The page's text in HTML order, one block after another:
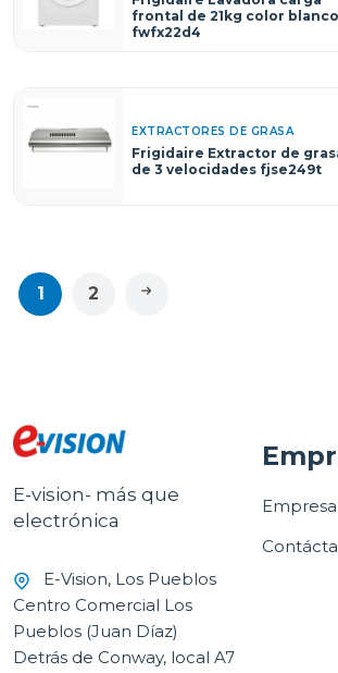
frontal de 21kg color blanco
fwfx22d4
EXTRACTORES DE GRASA
Frigidaire Extractor de
de 3 velocidades fjse249t
1 2
E-vision- más que
electrónica
E-Vision, Los Pueblos
Centro Comercial Los
Pueblos (Juan Díaz)
Detrás de Conway, local A7
Empresa